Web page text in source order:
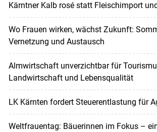
Kärntner Kalb rosé statt Fleischimport
Wo Frauen wirken, wächst Zukunft:
Vernetzung und Austausch
Almwirtschaft unverzichtbar für
Landwirtschaft und Lebensqualität
LK Kärnten fordert Steuerentlastung für
Weltfrauentag: Bäuerinnen im Fokus –